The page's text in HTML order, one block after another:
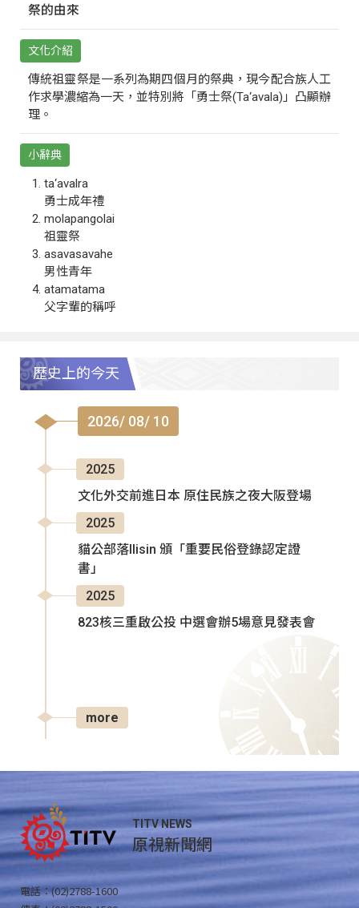
祭的由來
文化介紹
傳統祖靈祭是一系列為期四個月的祭典，現今配合族人工
作求學濃縮為一天，並特別將「勇士祭(Ta‘avala)」凸顯辦
理。
小辭典
ta‘avalra
勇士成年禮
molapangolai
祖靈祭
asavasavahe
男性青年
atamatama
父字輩的稱呼
歷史上的今天
2026/ 08/ 10
2025
文化外交前進日本 原住民族之夜大阪登場
2025
貓公部落Ilisin 頒「重要民俗登錄認定證
書」
2025
823核三重啟公投 中選會辦5場意見發表會
more
TITV NEWS
原視新聞網
電話：(02)2788-1600